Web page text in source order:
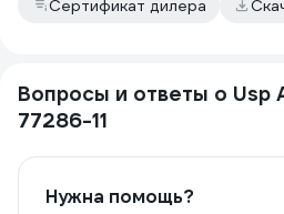
Сертификат дилера
Вопросы и ответы о
77286-11
Нужна помощь?